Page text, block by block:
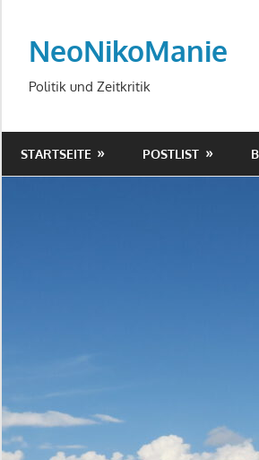
springenNeoNikoManie
Politik und Zeitkritik
STARTSEITE POSTLIST